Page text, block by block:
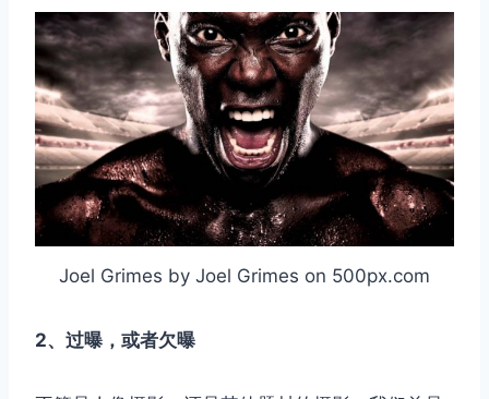
Joel Grimes by Joel Grimes on 500px.com
2、过曝，或者欠曝